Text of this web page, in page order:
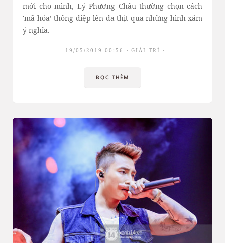
mới cho mình, Lý Phương Châu thường chọn cách
'mã hóa’ thông điệp lên da thịt qua những hình xăm
ý nghĩa.
19/05/2019 00:56 GIẢI TRÍ
ĐỌC THÊM